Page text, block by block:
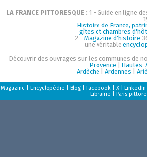
LA FRANCE PITTORESQUE : 1 - Guide en ligne
Histoire de France,
gîtes et chambres
2 - Magazine d'histoire
une véritable
Découvrir des ouvrages sur les communes de
Provence
Hautes-
Ardèche
Ardennes
Magazine Encyclopédie Blog| Facebook| X| LinkedIn
Librairie
Paris